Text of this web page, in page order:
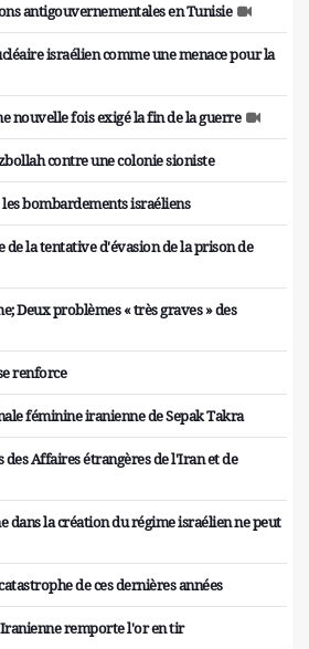
antigouvernementales en Tunisie
israélien comme une menace pour la
nouvelle fois exigé la fin de la guerre
contre une colonie sioniste
bombardements israéliens
de la tentative d'évasion de la prison de
Deux problèmes « très graves » des
renforce
féminine iranienne de Sepak Takra
Affaires étrangères de l'Iran et de
dans la création du régime israélien ne peut
de ces dernières années
remporte l'or en tir